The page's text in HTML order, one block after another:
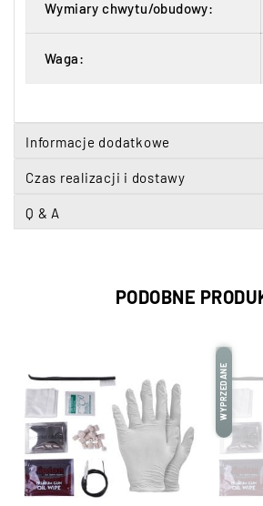
Wymiary chwytu/obudowy:
Waga:
Informacje dodatkowe
Czas realizacji i dostawy
Q & A
PODOBNE
WYPRZEDANE